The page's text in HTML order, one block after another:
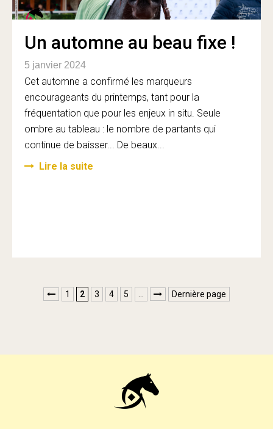
Un automne au beau fixe !
5 janvier 2024
Cet automne a confirmé les marqueurs
encourageants du printemps, tant pour la
fréquentation que pour les enjeux in situ. Seule
ombre au tableau : le nombre de partants qui
continue de baisser... De beaux...
Lire la suite
 1 2 3 4 5  Dernière page